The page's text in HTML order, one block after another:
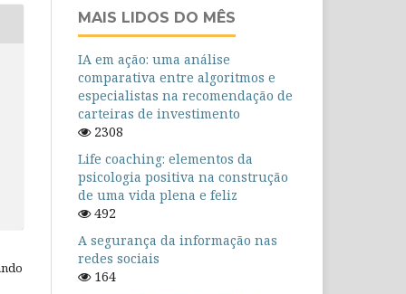
MAIS LIDOS DO MÊS
IA em ação: uma análise
comparativa entre algoritmos e
especialistas na recomendação de
carteiras de investimento
2308
Life coaching: elementos da
psicologia positiva na construção
de uma vida plena e feliz
492
A segurança da informação nas
redes sociais
164